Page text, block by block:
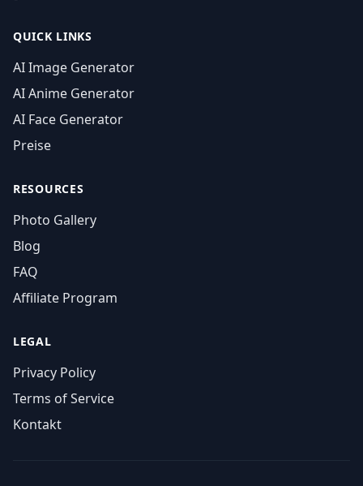
QUICK LINKS
AI Image Generator
AI Anime Generator
AI Face Generator
Preise
RESOURCES
Photo Gallery
Blog
FAQ
Affiliate Program
LEGAL
Privacy Policy
Terms of Service
Kontakt